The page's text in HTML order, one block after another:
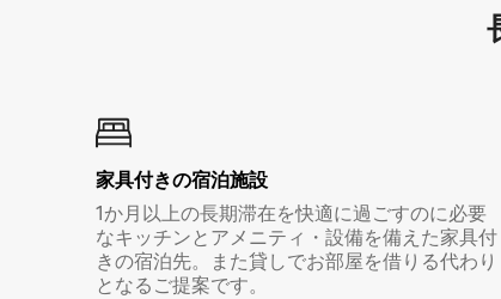
家具付き⁠の宿⁠泊⁠施⁠設
1か月以上の長期滞在を快適に過ごすのに必要
なキッチンとアメニティ・設備を備えた家具付
きの宿泊先。また貸しでお部屋を借りる代わり
となるご提案です。